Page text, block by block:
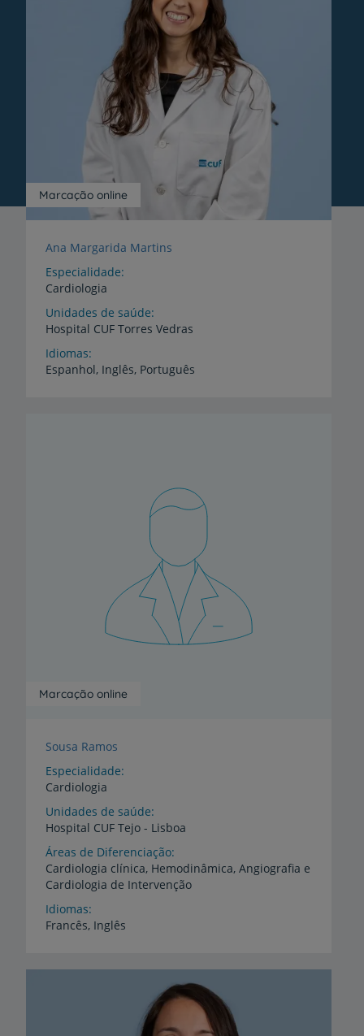
Marcação online
Ana Margarida Martins
Especialidade
Cardiologia
Unidades de saúde
Hospital CUF Torres Vedras
Idiomas
Espanhol, Inglês, Português
Marcação online
Sousa Ramos
Especialidade
Cardiologia
Unidades de saúde
Hospital CUF Tejo - Lisboa
Áreas de Diferenciação
Cardiologia clínica, Hemodinâmica, Angiografia e
Cardiologia de Intervenção
Idiomas
Francês, Inglês